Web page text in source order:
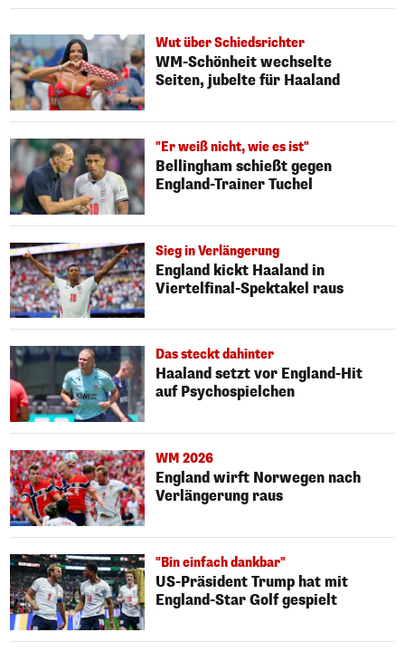
Wut über Schiedsrichter
WM-Schönheit wechselte
Seiten, jubelte für Haaland
"Er weiß nicht, wie es ist"
Bellingham schießt gegen
England-Trainer Tuchel
Sieg in Verlängerung
England kickt Haaland in
Viertelfinal-Spektakel raus
Das steckt dahinter
Haaland setzt vor England-Hit
auf Psychospielchen
WM 2026
England wirft Norwegen nach
Verlängerung raus
"Bin einfach dankbar"
US-Präsident Trump hat mit
England-Star Golf gespielt